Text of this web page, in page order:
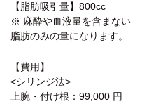
【脂肪吸引量】800cc
※ 麻酔や血液量を含まない
脂肪のみの量になります。
【費用】
<シリンジ法>
上腕・付け根：99,000 円